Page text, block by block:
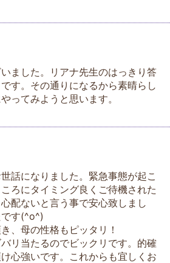
ました。リアナ先生のはっきり答
す。その通りになるから素晴らし
ってみようと思います。
話になりました。緊急事態が起こ
ろにタイミング良くご待機された
配ないと言う事で安心致しまし
す(^o^)
、母の性格もピッタリ！
リ当たるのでビックリです。的確
心強いです。これからも宜しくお